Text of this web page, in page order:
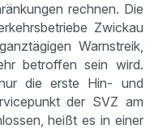
rechnen. Die
Zwickau
Warnstreik,
betroffen sein wird.
die erste Hin- und
der SVZ am
heißt es in einer